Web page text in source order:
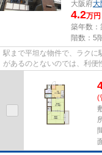
大阪府大
4.2万円
築年数：
階数：5
駅まで平坦な物件で、ラクに
があるのとないのでは、利
(